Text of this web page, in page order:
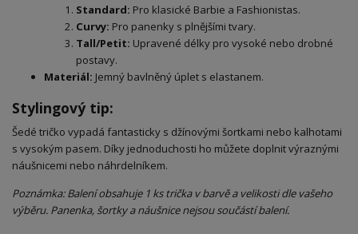
Standard: Pro klasické Barbie a Fashionistas.
Curvy: Pro panenky s plnějšími tvary.
Tall/Petit: Upravené délky pro vysoké nebo drobné
postavy.
Materiál: Jemný bavlněný úplet s elastanem.
​Stylingový tip:
​Šedé tričko vypadá fantasticky s džínovými šortkami nebo kalhotami
s vysokým pasem. Díky jednoduchosti ho můžete doplnit výraznými
náušnicemi nebo náhrdelníkem.
Poznámka: Balení obsahuje 1 ks trička v barvě a velikosti dle vašeho
výběru. Panenka, šortky a náušnice nejsou součástí balení.